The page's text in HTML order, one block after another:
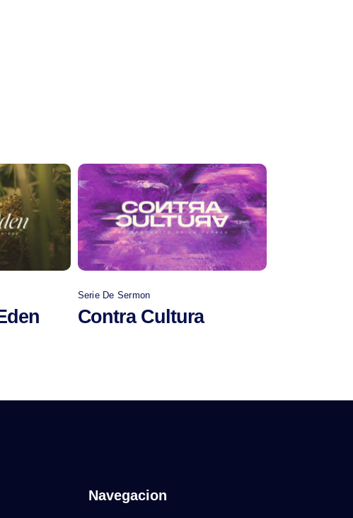
Comprar
Serie De Sermon
Contra Cultura
Navegacion